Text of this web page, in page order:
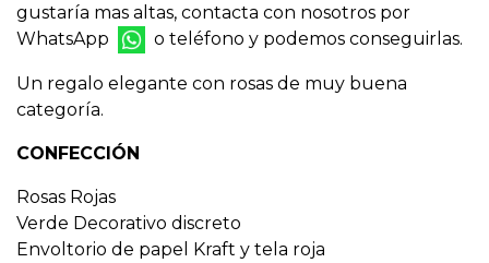
gustaría mas altas, contacta con nosotros por
WhatsApp
o teléfono y podemos conseguirlas.
Un regalo elegante con rosas de muy buena
categoría.
CONFECCIÓN
Rosas Rojas
Verde Decorativo discreto
Envoltorio de papel Kraft y tela roja